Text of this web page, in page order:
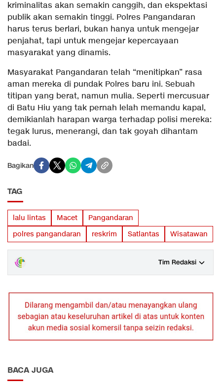
kriminalitas akan semakin canggih, dan ekspektasi
publik akan semakin tinggi. Polres Pangandaran
harus terus berlari, bukan hanya untuk mengejar
penjahat, tapi untuk mengejar kepercayaan
masyarakat yang dinamis.
​Masyarakat Pangandaran telah “menitipkan” rasa
aman mereka di pundak Polres baru ini. Sebuah
titipan yang berat, namun mulia. Seperti mercusuar
di Batu Hiu yang tak pernah lelah memandu kapal,
demikianlah harapan warga terhadap polisi mereka:
tegak lurus, menerangi, dan tak goyah dihantam
badai.
Bagikan
TAG
lalu lintas Macet
Pangandaran
polres pangandaran
reskrim Satlantas Wisatawan
Tim Redaksi
BACA JUGA